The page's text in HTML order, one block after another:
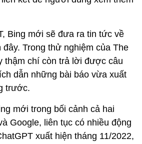
Bing mới sẽ đưa ra tin tức về
Trong thử nghiệm của The
thậm chí còn trả lời được câu
dẫn những bài báo vừa xuất
trước.
mới trong bối cảnh cả hai
Google, liên tục có nhiều động
xuất hiện tháng 11/2022,